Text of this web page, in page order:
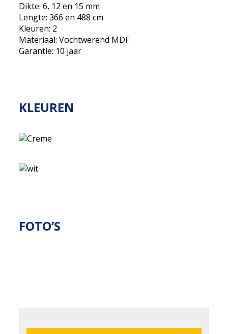
Dikte: 6, 12 en 15 mm
Lengte: 366 en 488 cm
Kleuren: 2
Materiaal: Vochtwerend MDF
Garantie: 10 jaar
KLEUREN
FOTO’S